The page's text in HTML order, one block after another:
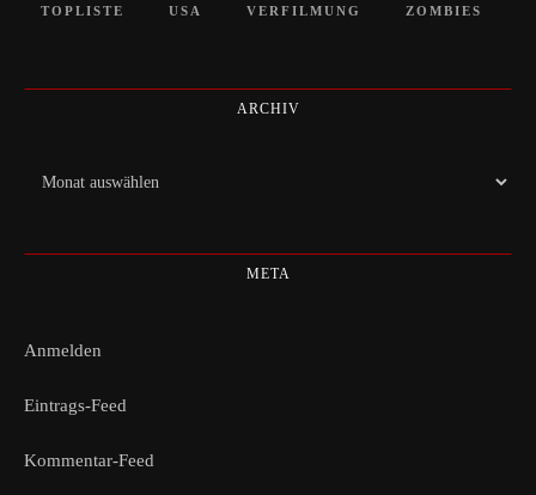
TOPLISTE USA VERFILMUNG ZOMBIES
ARCHIV
Archiv
META
Anmelden
Eintrags-Feed
Kommentar-Feed